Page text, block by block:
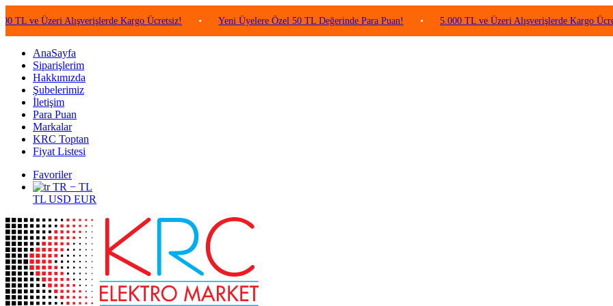
Alışverişlerde Kargo Ücretsiz! • Yeni Üyelere Özel 50 TL Değerinde Para Puan! • 5.000 TL ve Üzeri Alışverişlerde Kargo Ücretsiz!
AnaSayfa
Siparişlerim
Hakkımızda
Şubelerimiz
İletişim
Para Puan
Markalar
KRC Toptan
Fiyat Listesi
Favoriler
TR − TL
TL USD EUR